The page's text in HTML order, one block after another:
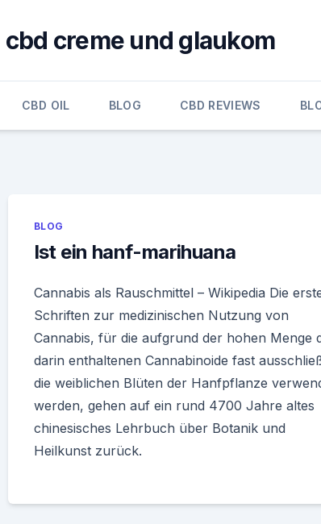
cbd creme und glaukom
CBD OIL BLOG CBD REVIEWS
BLOG
Ist ein hanf-marihuana
Cannabis als Rauschmittel – Wikipedia Die
Schriften zur medizinischen Nutzung von
Cannabis, für die aufgrund der hohen Menge
darin enthaltenen Cannabinoide fast
die weiblichen Blüten der Hanfpflanze
werden, gehen auf ein rund 4700 Jahre altes
chinesisches Lehrbuch über Botanik und
Heilkunst zurück.